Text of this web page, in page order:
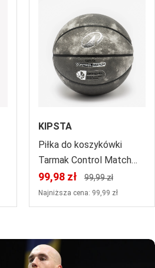
KIPSTA
Piłka do koszykówki
Tarmak Control Match
BT500 rozmiar 7
99,98 zł 99,99 zł
Najniższa cena: 99,99 zł